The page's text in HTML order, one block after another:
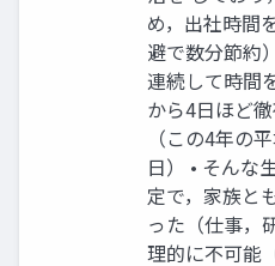
め，出社時間
避で数分節約
連続して時間
から4日ほど
（この4年の
日） • そんな
定で，家族と
った（仕事，
理的に不可能